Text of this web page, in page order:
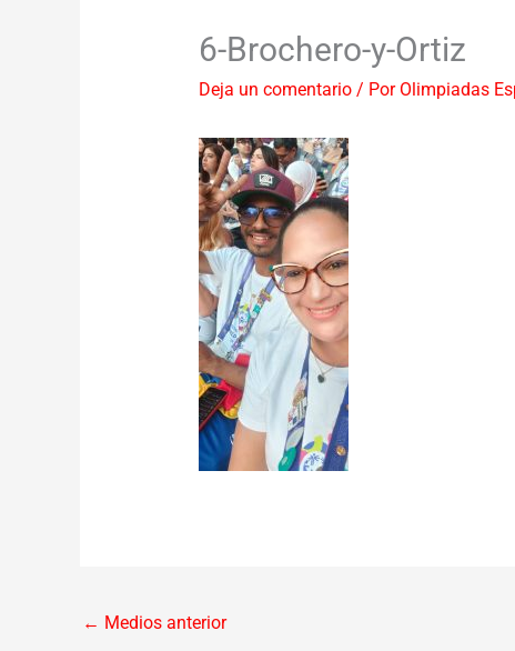
6-Brochero-y-Ortiz
Deja un comentario / Por Olimpiadas
← Medios anterior